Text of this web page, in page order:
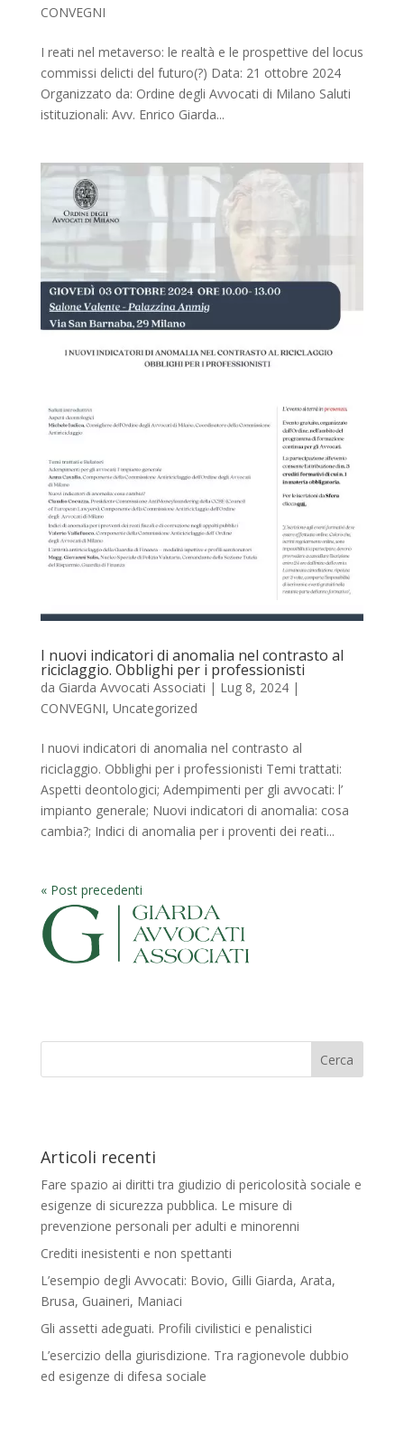
CONVEGNI
I reati nel metaverso: le realtà e le prospettive del locus
commissi delicti del futuro(?) Data: 21 ottobre 2024
Organizzato da: Ordine degli Avvocati di Milano Saluti
istituzionali: Avv. Enrico Giarda...
I nuovi indicatori di anomalia nel contrasto al
riciclaggio. Obblighi per i professionisti
da Giarda Avvocati Associati | Lug 8, 2024|
CONVEGNI, Uncategorized
I nuovi indicatori di anomalia nel contrasto al
riciclaggio. Obblighi per i professionisti Temi trattati:
Aspetti deontologici; Adempimenti per gli avvocati: l’
impianto generale; Nuovi indicatori di anomalia: cosa
cambia?; Indici di anomalia per i proventi dei reati...
« Post precedenti
Articoli recenti
Fare spazio ai diritti tra giudizio di pericolosità sociale e
esigenze di sicurezza pubblica. Le misure di
prevenzione personali per adulti e minorenni
Crediti inesistenti e non spettanti
L’esempio degli Avvocati: Bovio, Gilli Giarda, Arata,
Brusa, Guaineri, Maniaci
Gli assetti adeguati. Profili civilistici e penalistici
L’esercizio della giurisdizione. Tra ragionevole dubbio
ed esigenze di difesa sociale